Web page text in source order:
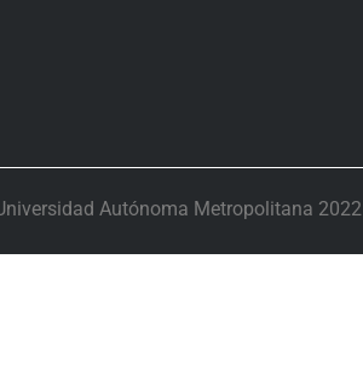
Autónoma Metropolitana 2022